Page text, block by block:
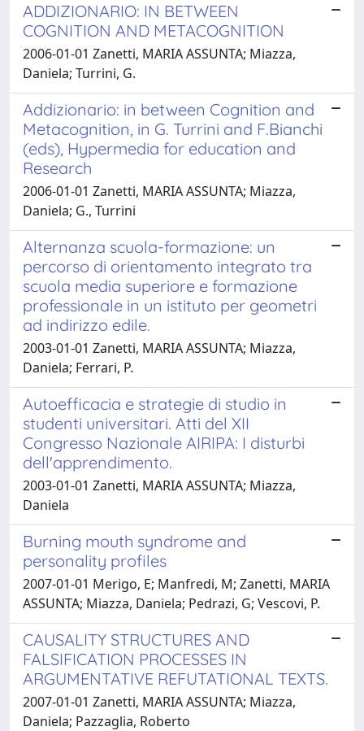
ADDIZIONARIO: IN BETWEEN
COGNITION AND METACOGNITION
2006-01-01 Zanetti, MARIA ASSUNTA; Miazza,
Daniela; Turrini, G.
Addizionario: in between Cognition and
Metacognition, in G. Turrini and F.Bianchi
(eds), Hypermedia for education and
Research
2006-01-01 Zanetti, MARIA ASSUNTA; Miazza,
Daniela; G., Turrini
Alternanza scuola-formazione: un
percorso di orientamento integrato tra
scuola media superiore e formazione
professionale in un istituto per geometri
ad indirizzo edile.
2003-01-01 Zanetti, MARIA ASSUNTA; Miazza,
Daniela; Ferrari, P.
Autoefficacia e strategie di studio in
studenti universitari. Atti del XII
Congresso Nazionale AIRIPA: I disturbi
dell'apprendimento.
2003-01-01 Zanetti, MARIA ASSUNTA; Miazza,
Daniela
Burning mouth syndrome and
personality profiles
2007-01-01 Merigo, E; Manfredi, M; Zanetti, MARIA
ASSUNTA; Miazza, Daniela; Pedrazi, G; Vescovi, P.
CAUSALITY STRUCTURES AND
FALSIFICATION PROCESSES IN
ARGUMENTATIVE REFUTATIONAL TEXTS.
2007-01-01 Zanetti, MARIA ASSUNTA; Miazza,
Daniela; Pazzaglia, Roberto